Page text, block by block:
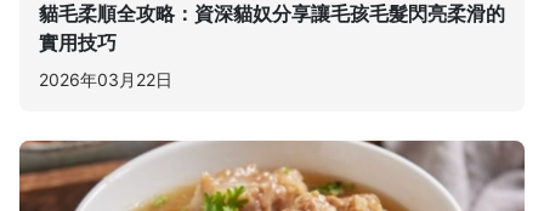
貓毛柔順全攻略：資深貓奴分享讓毛孩毛髮閃亮柔滑的
實用技巧
2026年03月22日